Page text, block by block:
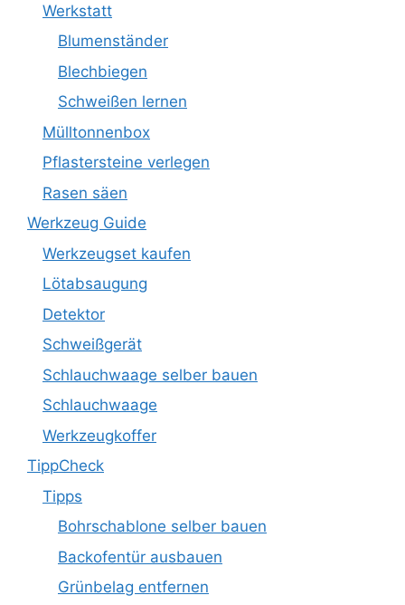
Werkstatt
Blumenständer
Blechbiegen
Schweißen lernen
Mülltonnenbox
Pflastersteine verlegen
Rasen säen
Werkzeug Guide
Werkzeugset kaufen
Lötabsaugung
Detektor
Schweißgerät
Schlauchwaage selber bauen
Schlauchwaage
Werkzeugkoffer
TippCheck
Tipps
Bohrschablone selber bauen
Backofentür ausbauen
Grünbelag entfernen